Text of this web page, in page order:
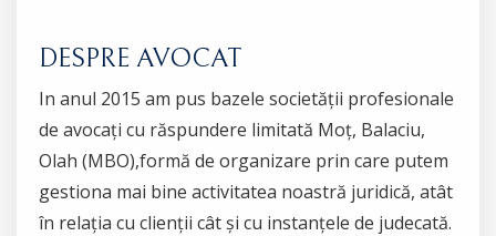
DESPRE AVOCAT
In anul 2015 am pus bazele societății profesionale
de avocați cu răspundere limitată Moț, Balaciu,
Olah (MBO),formă de organizare prin care putem
gestiona mai bine activitatea noastră juridică, atât
în relația cu clienții cât și cu instanțele de judecată.